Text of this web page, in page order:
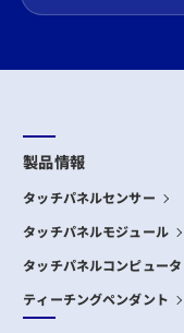
製品情報
タッチパネルセンサー
タッチパネルモジュール
タッチパネルコンピュータ
ティーチングペンダント